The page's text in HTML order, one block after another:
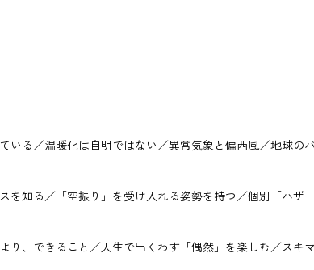
いる／温暖化は自明ではない／異常気象と偏西風／地球の
知る／「空振り」を受け入れる姿勢を持つ／個別「ハザ
、できること／人生で出くわす「偶然」を楽しむ／スキ